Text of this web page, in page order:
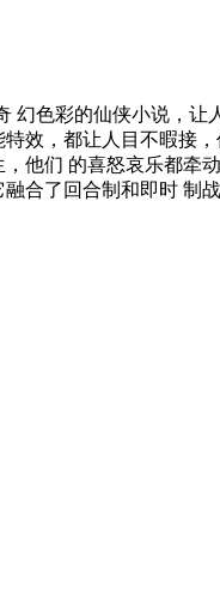
色彩的仙侠小说，
效，都让人目不暇接
们 的喜怒哀乐都牵
了回合制和即时 制